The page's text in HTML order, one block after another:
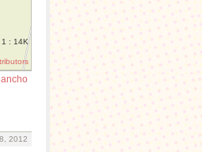
1 : 14K
2012